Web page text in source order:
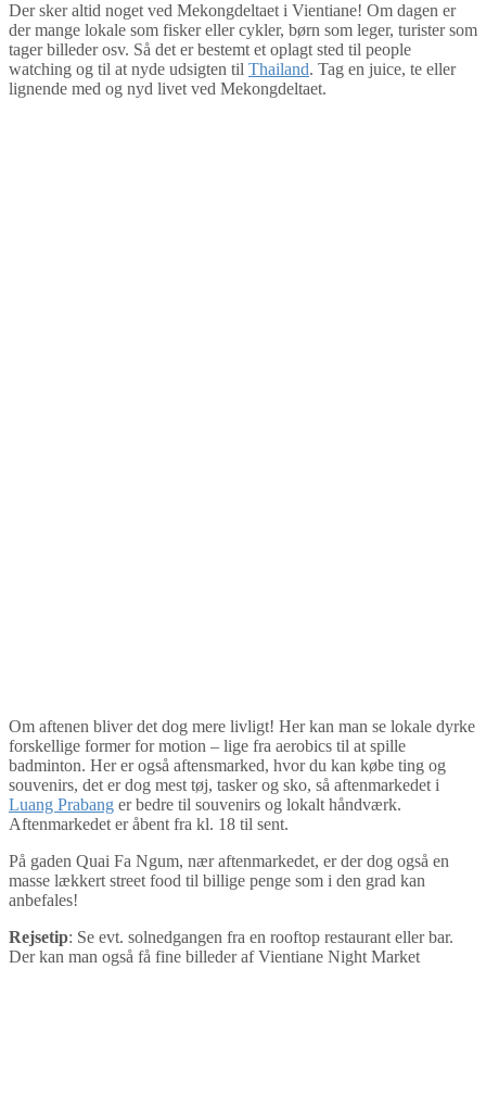
Der sker altid noget ved Mekongdeltaet i Vientiane! Om dagen er
der mange lokale som fisker eller cykler, børn som leger, turister som
tager billeder osv. Så det er bestemt et oplagt sted til people
watching og til at nyde udsigten til Thailand. Tag en juice, te eller
lignende med og nyd livet ved Mekongdeltaet.
Om aftenen bliver det dog mere livligt! Her kan man se lokale dyrke
forskellige former for motion – lige fra aerobics til at spille
badminton. Her er også aftensmarked, hvor du kan købe ting og
souvenirs, det er dog mest tøj, tasker og sko, så aftenmarkedet i
Luang Prabang er bedre til souvenirs og lokalt håndværk.
Aftenmarkedet er åbent fra kl. 18 til sent.
På gaden Quai Fa Ngum, nær aftenmarkedet, er der dog også en
masse lækkert street food til billige penge som i den grad kan
anbefales!
Rejsetip: Se evt. solnedgangen fra en rooftop restaurant eller bar.
Der kan man også få fine billeder af Vientiane Night Market